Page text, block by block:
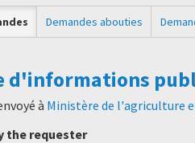
Demandes abouties
d'informations
à Ministère de l'agriculture
the requester